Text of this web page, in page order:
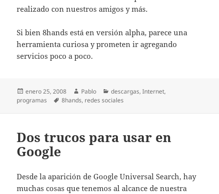
realizado con nuestros amigos y más.
Si bien 8hands está en versión alpha, parece una
herramienta curiosa y prometen ir agregando
servicios poco a poco.
Publicado
el
enero 25, 2008 Autor
Pablo Categorías
descargas,Internet,
programas
Etiquetas
8hands, redes sociales
Dos trucos para usar en
Google
Desde la aparición de Google Universal Search, hay
muchas cosas que tenemos al alcance de nuestra